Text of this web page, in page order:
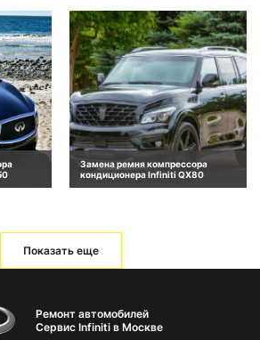
Замена ремня компрессора
кондиционера Infiniti QX80
Показать еще
Ремонт автомобилей
Сервис Infiniti в Москве